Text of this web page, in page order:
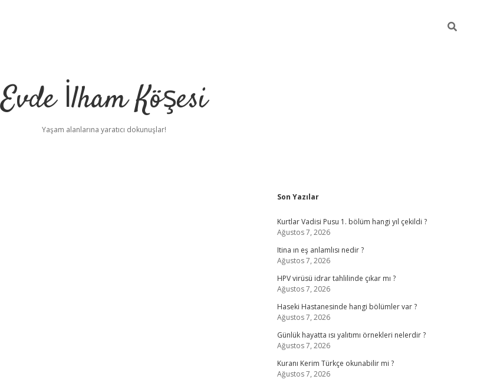
Evde İlham Köşesi
Yaşam alanlarına yaratıcı dokunuşlar!
Sidebar
Son Yazılar
Kurtlar Vadisi Pusu 1. bölüm hangi yıl çekildi ?
Ağustos 7, 2026
Itina ın eş anlamlısı nedir ?
Ağustos 7, 2026
HPV virüsü idrar tahlilinde çıkar mı ?
Ağustos 7, 2026
Haseki Hastanesinde hangi bölümler var ?
Ağustos 7, 2026
Günlük hayatta ısı yalıtımı örnekleri nelerdir ?
Ağustos 7, 2026
Kuranı Kerim Türkçe okunabilir mi ?
Ağustos 7, 2026